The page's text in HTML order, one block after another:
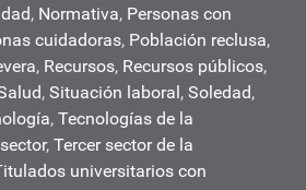
, Normativa, Personas con
cuidadoras, Población reclusa,
, Recursos, Recursos públicos,
, Situación laboral , Soledad,
, Tecnologías de la
, Tercer sector de la
universitarios con